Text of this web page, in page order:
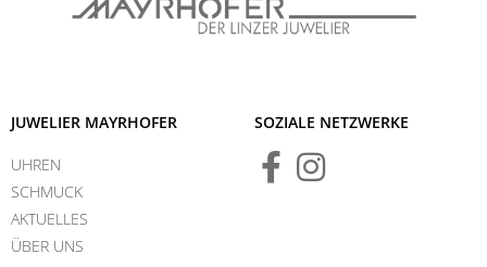
JUWELIER MAYRHOFER
UHREN
SCHMUCK
AKTUELLES
ÜBER UNS
SOZIALE NETZWERKE